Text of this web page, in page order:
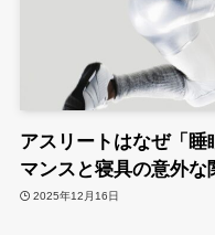
アスリートはなぜ「
マンスと寝具の意外な
2025年12月16日